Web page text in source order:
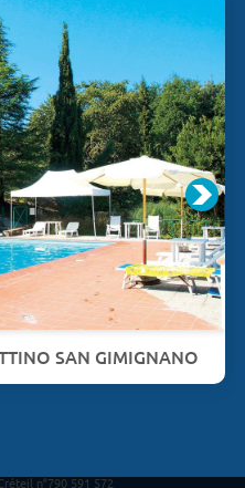
SAN GIMIGNANO
n°790 591 572